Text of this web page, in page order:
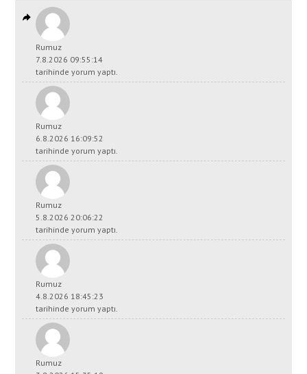
Rumuz
7.8.2026 09:55:14
tarihinde yorum yaptı.
Rumuz
6.8.2026 16:09:52
tarihinde yorum yaptı.
Rumuz
5.8.2026 20:06:22
tarihinde yorum yaptı.
Rumuz
4.8.2026 18:45:23
tarihinde yorum yaptı.
Rumuz